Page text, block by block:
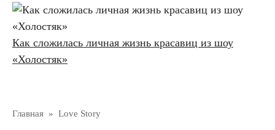
Как сложилась личная жизнь красавиц из шоу
«Холостяк»
Главная » Love Story